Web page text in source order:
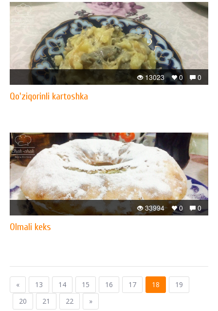
0
0
13023
Qo'ziqorinli kartoshka
0
0
33994
Olmali keks
« 13 14 15 16 17 18
19
20
21 22 »